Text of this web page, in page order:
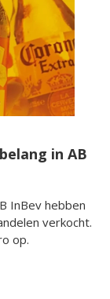
in AB
InBev hebben
verkocht.
op.